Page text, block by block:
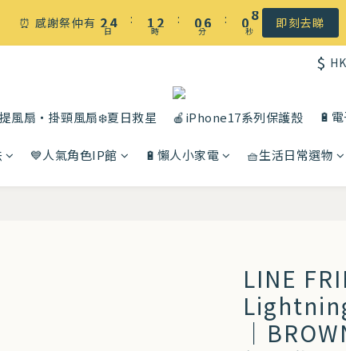
☀️ 盛夏感謝祭低至5折｜滿$500 全港免運
⏰ 感謝祭仲有 2
1
4
3
0
日
:
1
0
2
1
時
:
06
5
2
0
分
:
07
6
3
1
秒 即刻去睇
$
風扇・掛頸風扇❄️夏日救星 🍎iPhone17系列保護殼 🔋
💙人氣角色IP館 🔋懶人小家電 🧺生活日常選物
LINE
｜